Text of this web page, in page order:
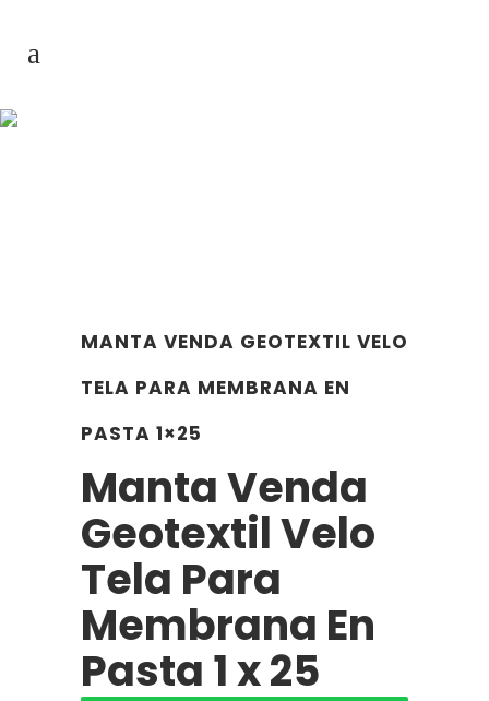
MANTA VENDA GEOTEXTIL VELO
TELA PARA MEMBRANA EN
PASTA 1×25
Manta Venda
Geotextil Velo
Tela Para
Membrana En
Pasta 1 x 25